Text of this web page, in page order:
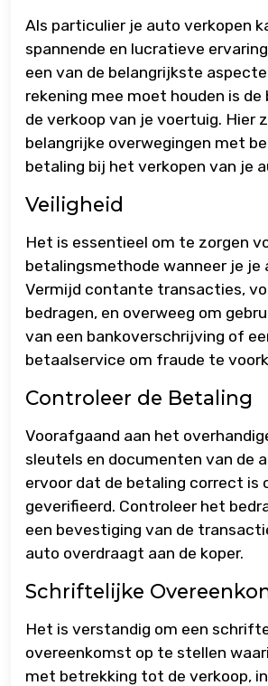
Als particulier je auto verkopen
spannende en lucratieve
een van de belangrijkste
rekening mee moet houden is
de verkoop van je voertuig. Hier
belangrijke overwegingen met
betaling bij het verkopen van je
Veiligheid
Het is essentieel om te zorgen
betalingsmethode wanneer je je
Vermijd contante transacties,
bedragen, en overweeg om
van een bankoverschrijving of
betaalservice om fraude te
Controleer de Betaling
Voorafgaand aan het
sleutels en documenten van de
ervoor dat de betaling correct is
geverifieerd. Controleer het
een bevestiging van de
auto overdraagt aan de koper.
Schriftelijke
Het is verstandig om een
overeenkomst op te stellen
met betrekking tot de verkoop,